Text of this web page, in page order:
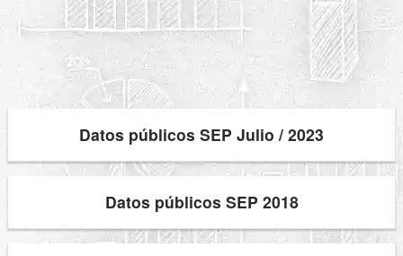
Datos públicos SEP Julio / 2023
Datos públicos SEP 2018